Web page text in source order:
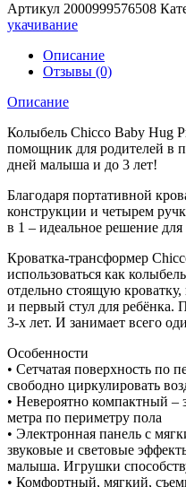
Артикул 2000999576508
укачивание
Описание
Отзывы (0)
Описание
Колыбель Chicco Baby Hug
помощник для родителей в
дней малыша и до 3 лет!
Благодаря портативной
конструкции и четырем
в 1 – идеальное решение
Кроватка-трансформер
использоваться как
отдельно стоящую
и первый стул для ребёнка.
3-х лет. И занимает всего
Особенности
• Сетчатая поверхность по
свободно циркулировать
• Невероятно компактный –
метра по периметру пола
• Электронная панель с
звуковые и световые
малыша. Игрушки
• Комфортный, мягкий,